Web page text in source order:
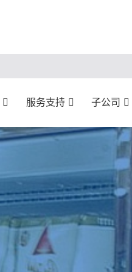
服务支持 子公司